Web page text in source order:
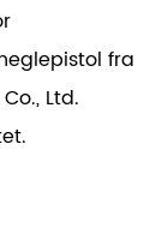
fra
Ltd.